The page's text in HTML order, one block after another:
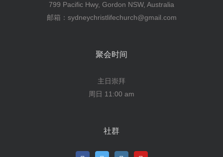
799 Pacific Hwy, Gordon NSW, Australia
邮箱：sydneychristlifechurch@gmail.com
聚会时间
主日崇拜
周日 11:00 am
社群